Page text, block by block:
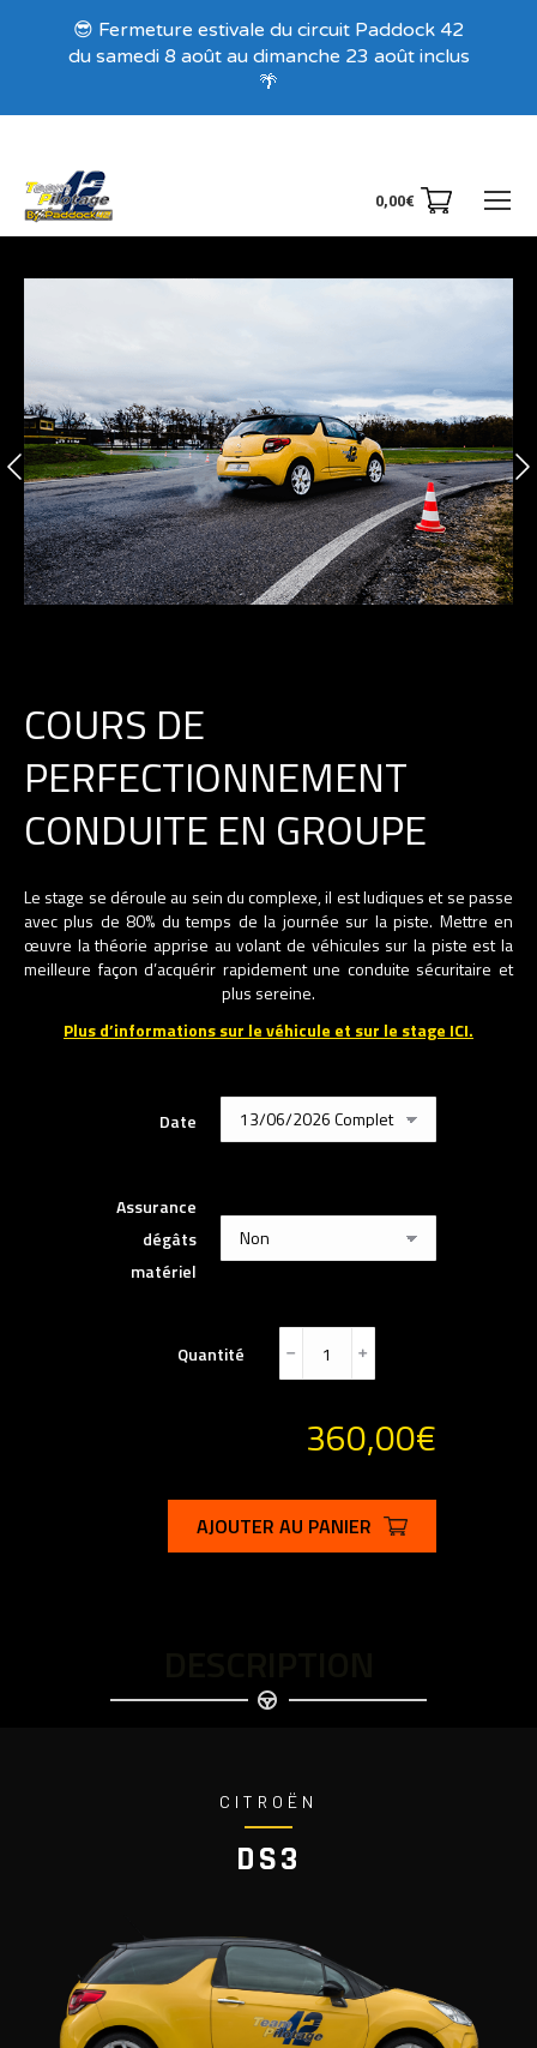
0,00€
COURS DE
PERFECTIONNEMENT
CONDUITE EN GROUPE
Le stage se déroule au sein du complexe, il est ludiques et se passe
avec plus de 80% du temps de la journée sur la piste. Mettre en
œuvre la théorie apprise au volant de véhicules sur la piste est la
meilleure façon d’acquérir rapidement une conduite sécuritaire et
plus sereine.
Plus d’informations sur le véhicule et sur le stage ICI.
Date
Assurance
dégâts
matériel
Quantité ﹣ ﹢
360,00€
AJOUTER AU PANIER
CITROËN
DS3
Recevez nos offres exclusives !
😎 Fermeture estivale du circuit Paddock 42
du samedi 8 août au dimanche 23 août inclus
🌴